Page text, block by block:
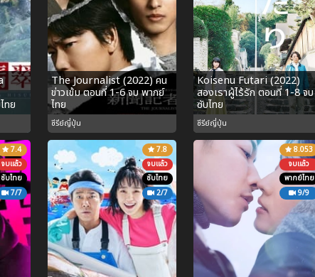
ย
The Journalist (2022) คน
ข่าวเข้ม ตอนที่ 1-6 จบ พากย์
ไทย
ซีรีย์ญี่ปุ่น
Koisenu Futari (2022)
สองเราผู้ไร้รัก ตอนที่ 1-8 จบ
ซับไทย
ซีรีย์ญี่ปุ่น
7.4
จบแล้ว
ซับไทย
7/7
7.8
จบแล้ว
ซับไทย
2/7
8.053
จบแล้ว
พากย์ไทย
9/9